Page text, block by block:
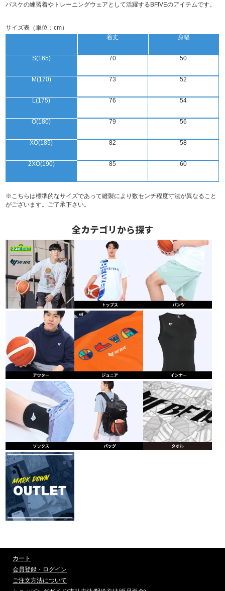
バスケの練習着やトレーニングウェアとして活躍するBFIVEのアイテムです。
サイズ表（単位：cm）
S(165)
M(170)
L(175)
O(180)
XO(185)
2XO(190)
着丈
70
73
76
79
82
85
身幅
50
52
54
56
58
60
※こちらは標準的なサイズであって縫製により数センチ程度寸法が異なること
がございます。ご了承下さい。
全カテゴリから探す
カート
会員登録・ログイン
ご注文方法について